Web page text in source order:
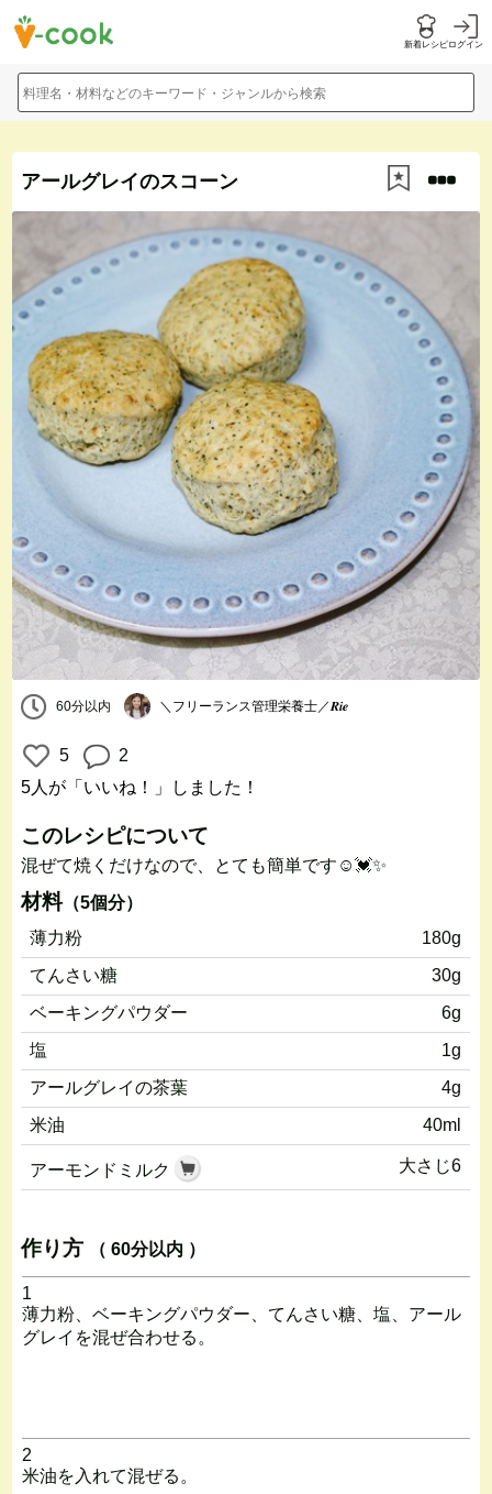
新着レシピログイン
料理名・材料などのキーワード・ジャンルから検索
アールグレイのスコーン
60分以内 ＼フリーランス管理栄養士／𝑹𝒊𝒆
5
2
5人 が「いいね！」しました！
このレシピについて
混ぜて焼くだけなので、とても簡単です☺️💓✨
材料（5個分）
薄力粉
180g
てんさい糖
30g
ベーキングパウダー
6g
塩
1g
アールグレイの茶葉
4g
米油
40ml
アーモンドミルク 大さじ6
作り方 （ 60分以内 ）
1
薄力粉、ベーキングパウダー、てんさい糖、塩、アール
グレイを混ぜ合わせる。
2
米油を入れて混ぜる。